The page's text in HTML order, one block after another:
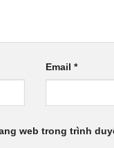
Email *
web trong trình